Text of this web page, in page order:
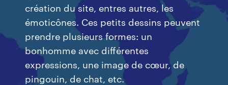
création du site, entres autres, les
émoticônes. Ces petits dessins peuvent
prendre plusieurs formes: un
bonhomme avec différentes
expressions, une image de cœur, de
pingouin, de chat, etc.